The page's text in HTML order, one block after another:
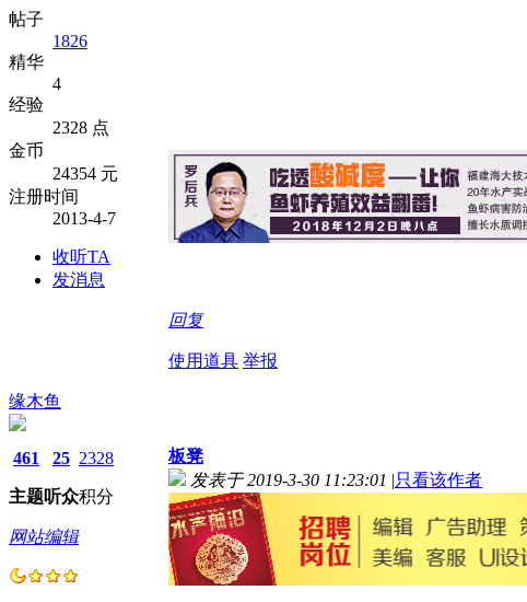
帖子
1826
精华
4
经验
2328 点
金币
24354 元
注册时间
2013-4-7
收听TA
发消息
回复
使用道具 举报
缘木鱼
461
主题
25
听众
2328
积分
网站编辑
板凳
发表于 2019-3-30 11:23:01 |只看该作者